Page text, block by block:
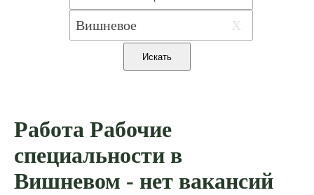
X
Работа Рабочие
специальности в
Вишневом - нет вакансий